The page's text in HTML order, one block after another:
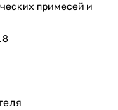
примесей и